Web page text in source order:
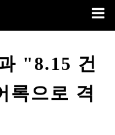
"8.15 건
록으로 격